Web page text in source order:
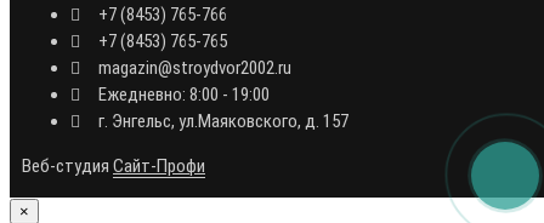
+7 (8453) 765-766
+7 (8453) 765-765
magazin@stroydvor2002.ru
Ежедневно: 8:00 - 19:00
г. Энгельс, ул.Маяковского, д. 157
Веб-студия Сайт-Профи
×